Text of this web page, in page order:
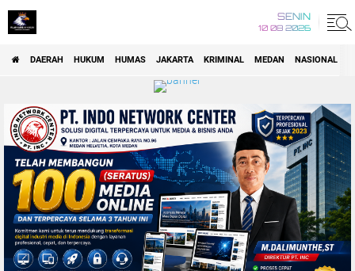
SENIN
10 08 2026
DAERAH HUKUM HUMAS JAKARTA KRIMINAL MEDAN NASIONAL